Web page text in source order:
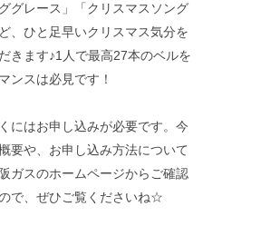
グレース」「クリスマスソング
、ひと足早いクリスマス気分を
きます♪1人で最高27本のベルを
ンスは必見です！
にはお申し込みが必要です。今
要や、お申し込み方法について
ガスのホームページからご確認
で、ぜひご覧くださいね☆